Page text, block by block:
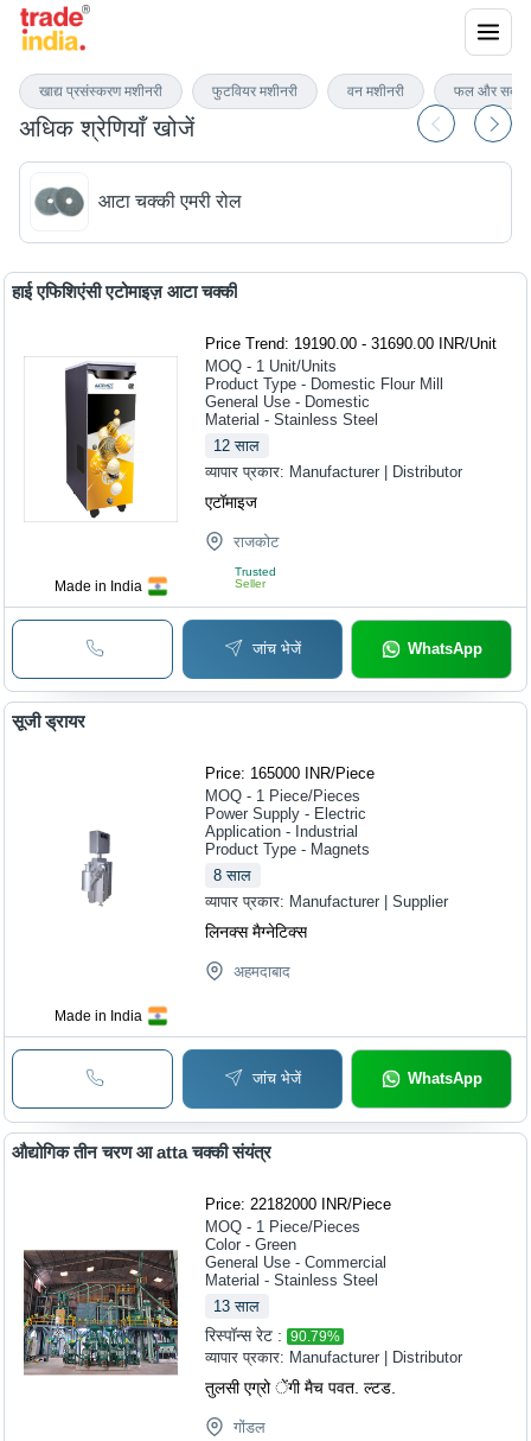
अधिक श्रेणियाँ खोजें
आटा चक्की एमरी रोल
Made in India
हाई एफिशिएंसी एटोमाइज़ आटा चक्की
Price Trend: 19190.00 - 31690.00 INR/Unit
MOQ - 1 Unit/Units
Product Type - Domestic Flour Mill
General Use - Domestic
Material - Stainless Steel
12 साल
व्यापार प्रकार: Manufacturer | Distributor
एटॉमाइज
राजकोट
Trusted
Seller
जांच भेजें WhatsApp
Made in India
सूजी ड्रायर
Price: 165000 INR/Piece
MOQ - 1 Piece/Pieces
Power Supply - Electric
Application - Industrial
Product Type - Magnets
8 साल
व्यापार प्रकार: Manufacturer | Supplier
लिनक्स मैग्नेटिक्स
अहमदाबाद
जांच भेजें WhatsApp
औद्योगिक तीन चरण आ atta चक्की संयंत्र
Price: 22182000 INR/Piece
MOQ - 1 Piece/Pieces
Color - Green
General Use - Commercial
Material - Stainless Steel
13 साल
रिस्पॉन्स रेट : 90.79%
व्यापार प्रकार: Manufacturer | Distributor
तुलसी एग्रो ेंगी मैच पवत. ल्टड.
गोंडल
खाद्य प्रसंस्करण मशीनरी फुटवियर मशीनरी वन मशीनरी फल और सब्जी